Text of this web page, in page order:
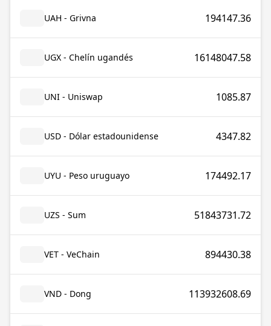
UAH - Grivna 194147.36
UGX - Chelín ugandés 16148047.58
UNI - Uniswap 1085.87
USD - Dólar estadounidense 4347.82
UYU - Peso uruguayo 174492.17
UZS - Sum 51843731.72
VET - VeChain 894430.38
VND - Dong 113932608.69